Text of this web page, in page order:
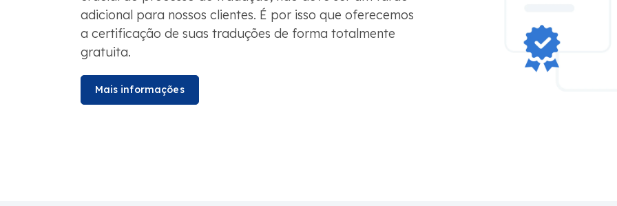
adicional para nossos clientes. É por isso que oferecemos
a certificação de suas traduções de forma totalmente
gratuita.
Mais informações